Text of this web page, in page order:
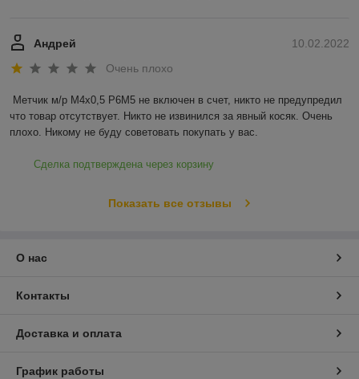
10.02.2022
Андрей
Очень плохо
Метчик м/р М4х0,5 Р6М5 не включен в счет, никто не предупредил
что товар отсутствует. Никто не извинился за явный косяк. Очень
плохо. Никому не буду советовать покупать у вас.
Сделка подтверждена через корзину
Показать все отзывы
О нас
Контакты
Доставка и оплата
График работы